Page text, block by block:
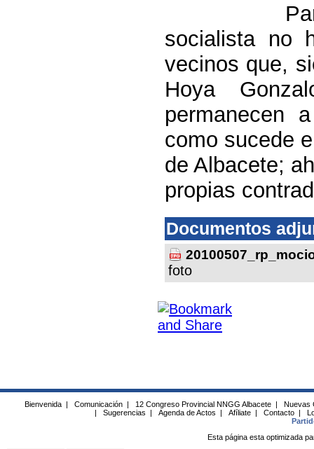
socialista no
vecinos que,
Hoya
permanecen
como sucede
de Albacete;
propias
Documentos
foto
Bienvenida | Comunicación | 12 Congreso Provincial NNGG Albacete |
Nuevas
|
Sugerencias | Agenda de Actos | Afíliate | Contacto |
Esta página esta optimizada